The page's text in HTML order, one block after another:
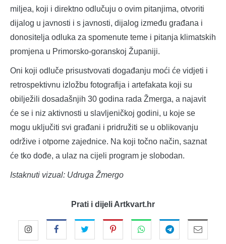
miljea, koji i direktno odlučuju o ovim pitanjima, otvoriti
dijalog u javnosti i s javnosti, dijalog između građana i
donositelja odluka za spomenute teme i pitanja klimatskih
promjena u Primorsko-goranskoj Županiji.
Oni koji odluče prisustvovati događanju moći će vidjeti i
retrospektivnu izložbu fotografija i artefakata koji su
obilježili dosadašnjih 30 godina rada Žmerga, a najavit
će se i niz aktivnosti u slavljeničkoj godini, u koje se
mogu uključiti svi građani i pridružiti se u oblikovanju
održive i otporne zajednice. Na koji točno način, saznat
će tko dođe, a ulaz na cijeli program je slobodan.
Istaknuti vizual: Udruga Žmergo
Prati i dijeli Artkvart.hr